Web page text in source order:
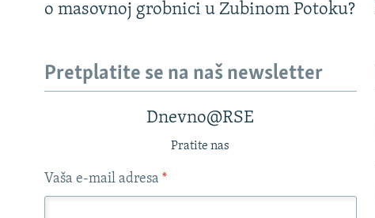
o masovnoj grobnici u Zubinom Potoku?
Pretplatite se na naš newsletter
Dnevno@RSE
Pratite nas
Vaša e-mail adresa *